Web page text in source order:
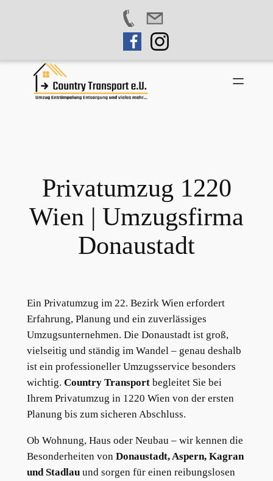
Privatumzug 1220
Wien | Umzugsfirma
Donaustadt
Ein Privatumzug im 22. Bezirk Wien erfordert
Erfahrung, Planung und ein zuverlässiges
Umzugsunternehmen. Die Donaustadt ist groß,
vielseitig und ständig im Wandel – genau deshalb
ist ein professioneller Umzugsservice besonders
wichtig. Country Transportbegleitet Sie bei
Ihrem Privatumzug in 1220 Wien von der ersten
Planung bis zum sicheren Abschluss.
Ob Wohnung, Haus oder Neubau – wir kennen die
Besonderheiten von Donaustadt, Aspern, Kagran
und Stadlauund sorgen für einen reibungslosen